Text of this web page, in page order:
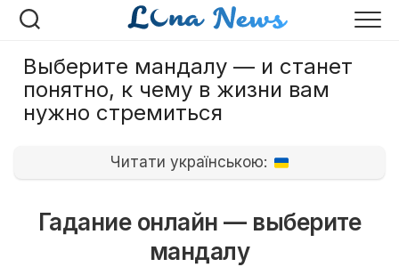
Перейти
Выберите мандалу — и станет
понятно, к чему в жизни вам
нужно стремиться
Читати українською:
Гадание онлайн — выберите
мандалу